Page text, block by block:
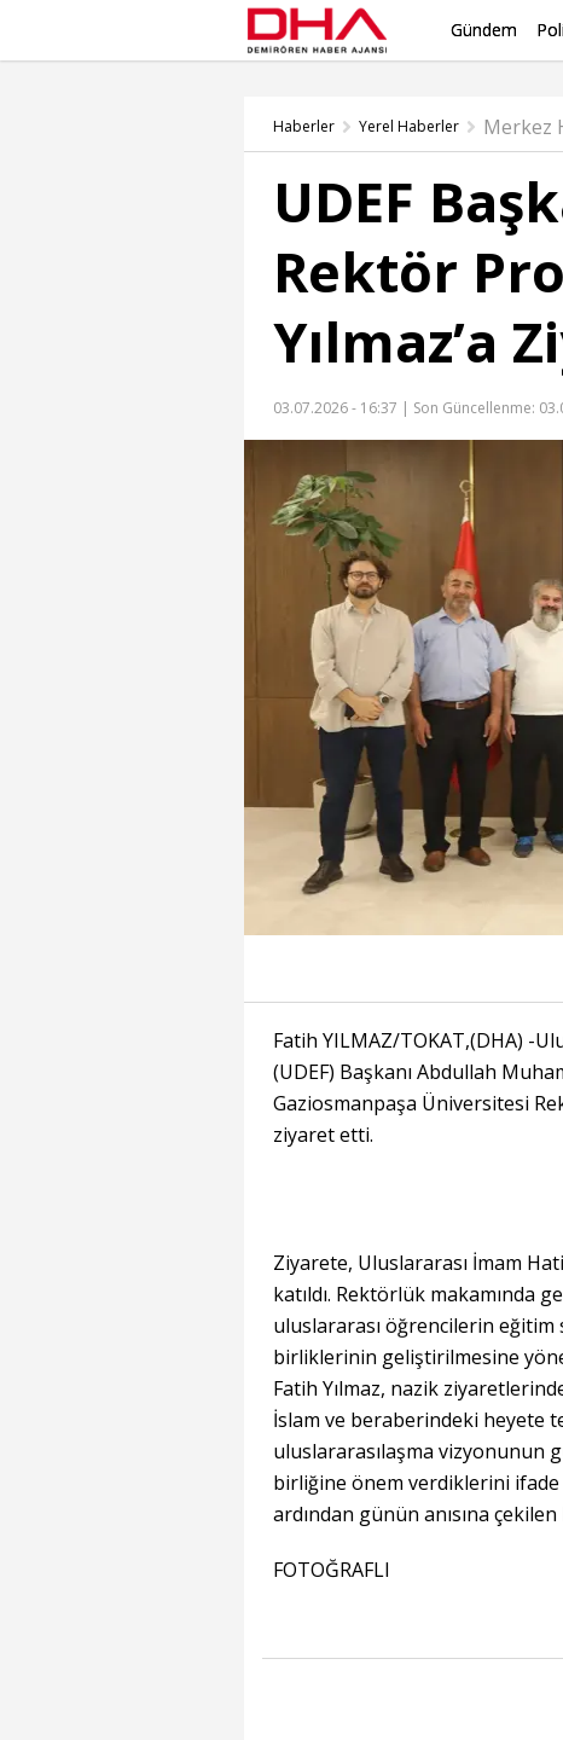
Gündem
Haberler Yerel Haberler Merkez
UDEF
Rektör
Yılmaz’a
03.07.2026 - 16:37 | Son Güncellenme:
Fatih YILMAZ/TOKAT,(DHA) -
(UDEF) Başkanı Abdullah
Gaziosmanpaşa Üniversitesi
ziyaret etti.
Ziyarete, Uluslararası İmam
katıldı. Rektörlük makamında
uluslararası öğrencilerin
birliklerinin geliştirilmesine
Fatih Yılmaz, nazik
İslam ve beraberindeki heyete
uluslararasılaşma vizyonunun
birliğine önem verdiklerini ifade
ardından günün anısına
FOTOĞRAFLI